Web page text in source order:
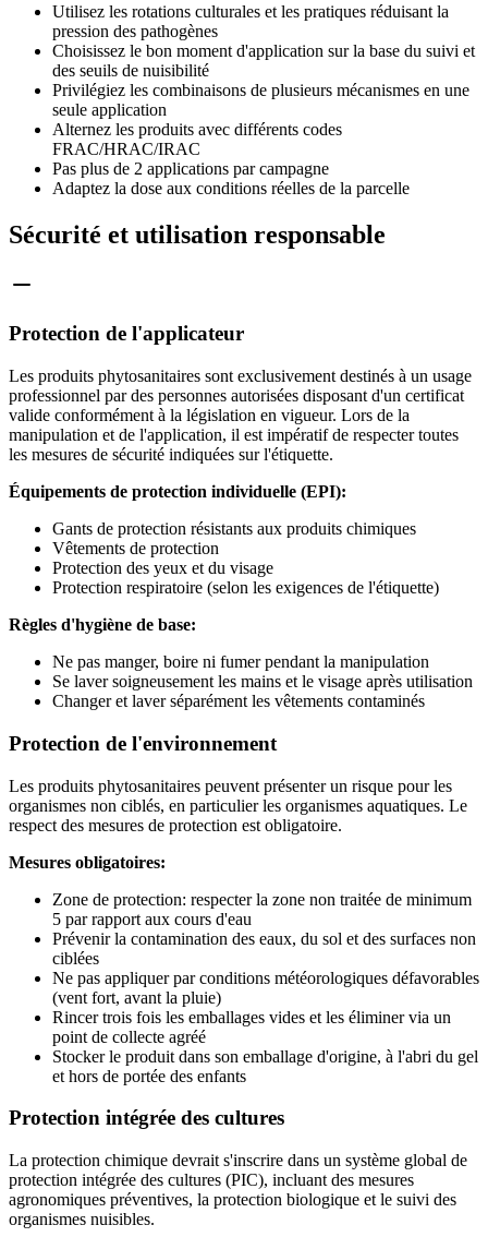
Utilisez les rotations culturales et les pratiques réduisant la
pression des pathogènes
Choisissez le bon moment d'application sur la base du suivi et
des seuils de nuisibilité
Privilégiez les combinaisons de plusieurs mécanismes en une
seule application
Alternez les produits avec différents codes
FRAC/HRAC/IRAC
Pas plus de 2 applications par campagne
Adaptez la dose aux conditions réelles de la parcelle
Sécurité et utilisation responsable
Protection de l'applicateur
Les produits phytosanitaires sont exclusivement destinés à un usage
professionnel par des personnes autorisées disposant d'un certificat
valide conformément à la législation en vigueur. Lors de la
manipulation et de l'application, il est impératif de respecter toutes
les mesures de sécurité indiquées sur l'étiquette.
Équipements de protection individuelle (EPI):
Gants de protection résistants aux produits chimiques
Vêtements de protection
Protection des yeux et du visage
Protection respiratoire (selon les exigences de l'étiquette)
Règles d'hygiène de base:
Ne pas manger, boire ni fumer pendant la manipulation
Se laver soigneusement les mains et le visage après utilisation
Changer et laver séparément les vêtements contaminés
Protection de l'environnement
Les produits phytosanitaires peuvent présenter un risque pour les
organismes non ciblés, en particulier les organismes aquatiques. Le
respect des mesures de protection est obligatoire.
Mesures obligatoires:
Zone de protection: respecter la zone non traitée de minimum
5 par rapport aux cours d'eau
Prévenir la contamination des eaux, du sol et des surfaces non
ciblées
Ne pas appliquer par conditions météorologiques défavorables
(vent fort, avant la pluie)
Rincer trois fois les emballages vides et les éliminer via un
point de collecte agréé
Stocker le produit dans son emballage d'origine, à l'abri du gel
et hors de portée des enfants
Protection intégrée des cultures
La protection chimique devrait s'inscrire dans un système global de
protection intégrée des cultures (PIC), incluant des mesures
agronomiques préventives, la protection biologique et le suivi des
organismes nuisibles.